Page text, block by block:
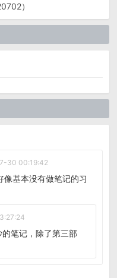
）
30 00:19:42
像基本没有做笔记的习
笔记，除了第三部